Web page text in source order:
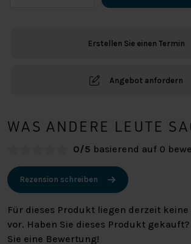
Erstellen Sie einen Termin
Angebot anfordern
WAS ANDERE LEUTE
0/5 basierend auf 0
Rezension schreiben
Für dieses Produkt liegen derzeit
vor. Haben Sie dieses Produkt
Sie eine Bewertung!